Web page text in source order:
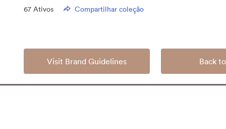
67 Ativos Compartilhar coleção
Visit Brand Guidelines Back